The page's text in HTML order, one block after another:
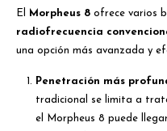
El Morpheus 8 ofrece varios
radiofrecuencia
una opción más avanzada y
Penetración más
tradicional se limita a
el Morpheus 8 puede